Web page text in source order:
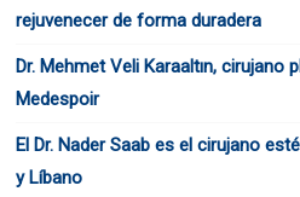
rejuvenecer de forma duradera
Dr. Mehmet Veli Karaaltın, cirujano
Medespoir
El Dr. Nader Saab es el cirujano
y Líbano